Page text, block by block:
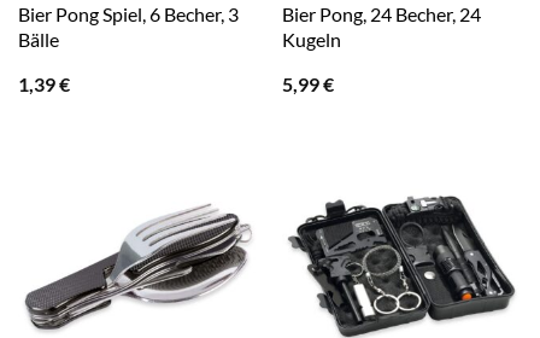
Bier Pong Spiel, 6 Becher, 3
Bälle
1,39€
Bier Pong, 24 Becher, 24
Kugeln
5,99€